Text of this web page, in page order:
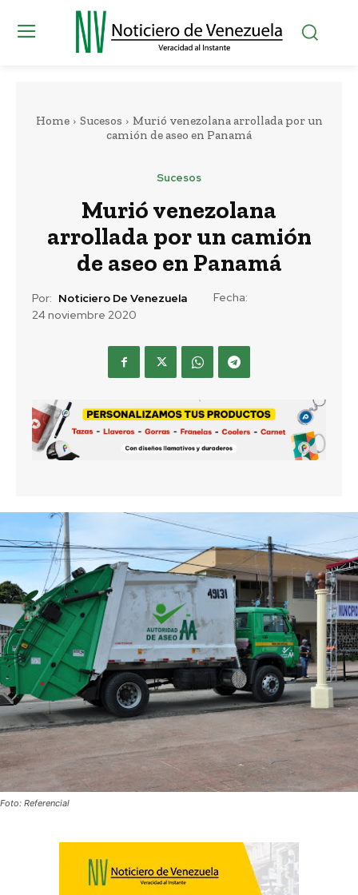
Home Sucesos
Murió venezolana arrollada por un
camión de aseo en Panamá
Sucesos
Murió venezolana
arrollada por un camión
de aseo en Panamá
Por: Noticiero De Venezuela
Fecha:
24 noviembre 2020
Foto: Referencial